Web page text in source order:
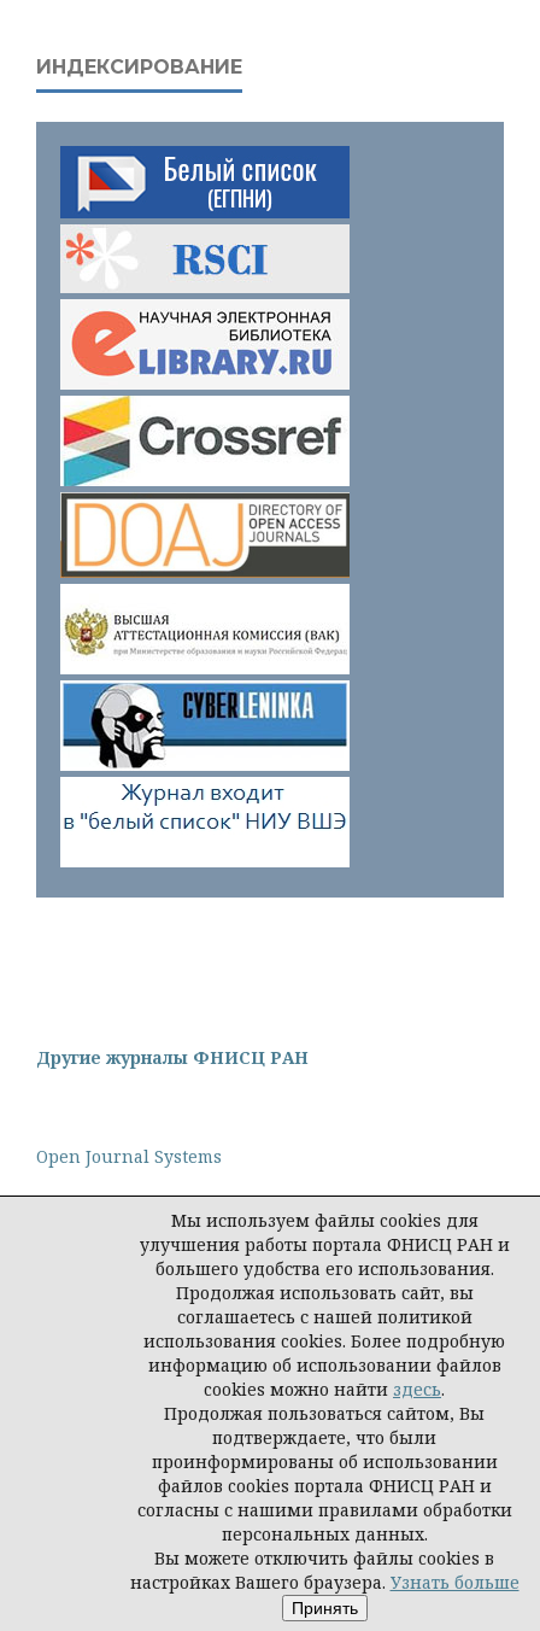
ИНДЕКСИРОВАНИЕ
Другие журналы ФНИСЦ РАН
Open Journal Systems
Политика конфиденциальности персональных
© Редакция журнала "Интеракция, интервью,
интерпретация", 2026
Мы используем файлы cookies для
улучшения работы портала ФНИСЦ РАН и
большего удобства его использования.
Продолжая использовать сайт, вы
соглашаетесь с нашей политикой
использования cookies. Более подробную
информацию об использовании файлов
cookies можно найти здесь.
Продолжая пользоваться сайтом, Вы
подтверждаете, что были
проинформированы об использовании
файлов cookies портала ФНИСЦ РАН и
согласны с нашими правилами обработки
персональных данных.
Вы можете отключить файлы cookies в
настройках Вашего браузера. Узнать больше
Принять